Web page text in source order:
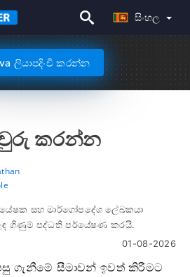
සිංහල
ලියාපදිංචි කරන්න
කරන්න
සහ මාර්ගෝපදේශ ලේඛකයා
ගිණුම් පද්ධති පර්යේෂණ කරයි.
01-08-2026
ගැනීමේ සීමාවන් ඉවත් කිරීමට